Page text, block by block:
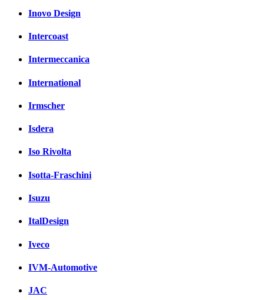
Inovo Design
Intercoast
Intermeccanica
International
Irmscher
Isdera
Iso Rivolta
Isotta-Fraschini
Isuzu
ItalDesign
Iveco
IVM-Automotive
JAC